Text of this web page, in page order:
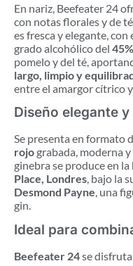
En nariz, Beefeater 24
con notas florales y de
es fresca y elegante,
grado alcohólico del
pomelo y del té,
largo, limpio y
entre el amargor cítrico
Diseño elegante
Se presenta en formato
rojo grabada, moderna
ginebra se produce en
Place, Londres, bajo la
Desmond Payne, una
gin.
Ideal para
Beefeater 24se